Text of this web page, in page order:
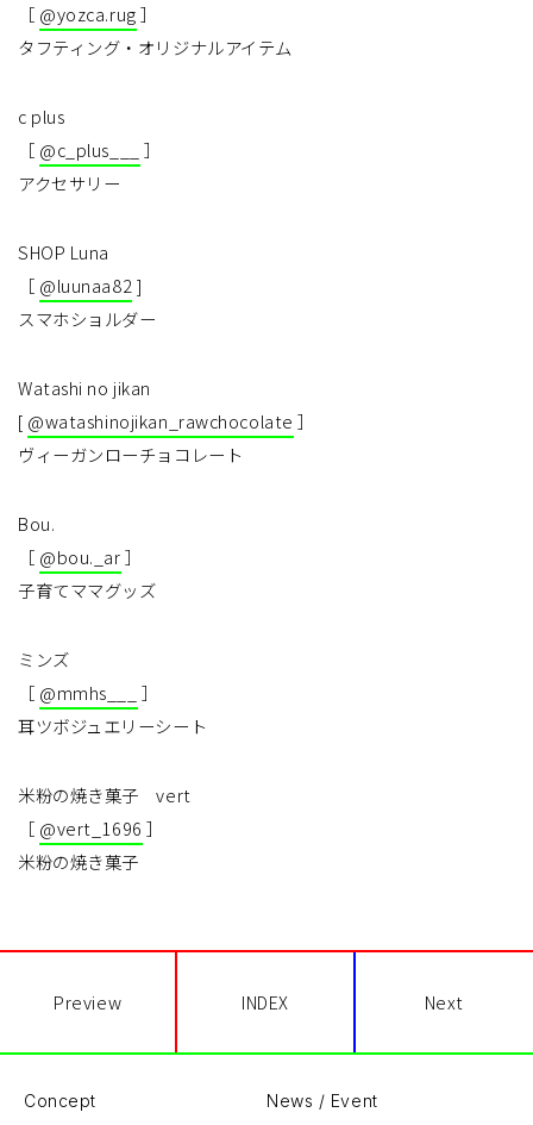
［ @yozca.rug］
タフティング・オリジナルアイテム
c plus
［ @c_plus___
］
アクセサリー
SHOP Luna
［ @luunaa82]
スマホショルダー
Watashi no jikan
[ @watashinojikan_rawchocolate ］
ヴィーガンローチョコレート
Bou.
［ @bou._ar］
子育てママグッズ
ミンズ
［ @mmhs___
］
耳ツボジュエリーシート
米粉の焼き菓子 vert
［ @vert_1696 ］
米粉の焼き菓子
Preview INDEX Next
Concept News / Event